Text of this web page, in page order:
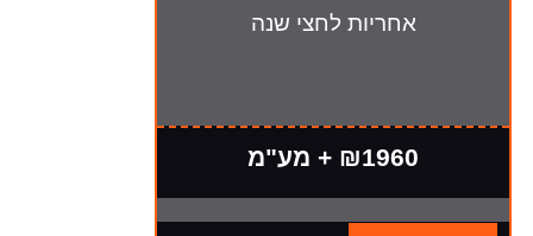
אחריות לחצי שנה
₪1960 + מע"מ